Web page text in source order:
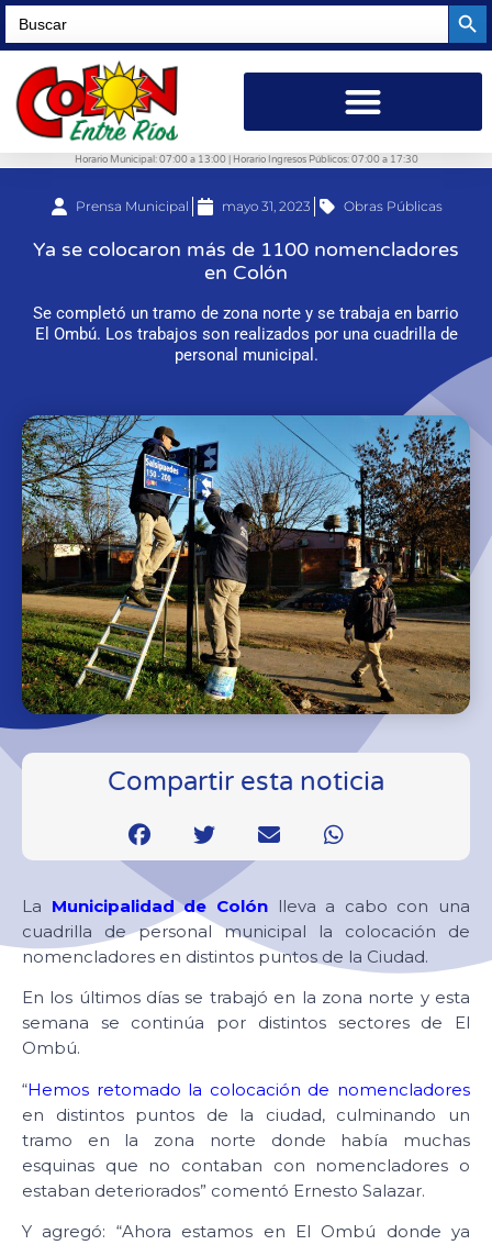
Search
for:
Horario Municipal: 07:00 a 13:00 | Horario Ingresos Públicos: 07:00 a 17:30
Prensa Municipal mayo 31, 2023 Obras Públicas
Ya se colocaron más de 1100 nomencladores
en Colón
Se completó un tramo de zona norte y se trabaja en barrio
El Ombú. Los trabajos son realizados por una cuadrilla de
personal municipal.
Compartir esta noticia
La Municipalidad de Colónlleva a cabo con una
cuadrilla de personal municipal la colocación de
nomencladores en distintos puntos de la Ciudad.
En los últimos días se trabajó en la zona norte y esta
semana se continúa por distintos sectores de El
Ombú.
“Hemos retomado la colocación de nomencladores
en distintos puntos de la ciudad, culminando un
tramo en la zona norte donde había muchas
esquinas que no contaban con nomencladores o
estaban deteriorados” comentó Ernesto Salazar.
Y agregó: “Ahora estamos en El Ombú donde ya